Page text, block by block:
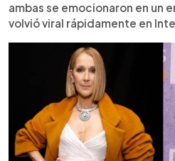
ambas se emocionaron en un
volvió viral rápidamente en